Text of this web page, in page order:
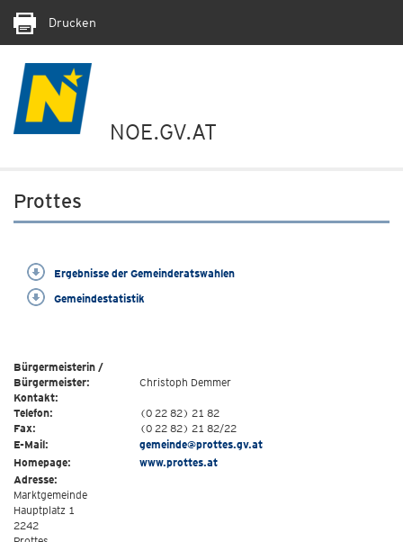
Drucken
NOE.GV.AT
Prottes
Ergebnisse der Gemeinderatswahlen
Gemeindestatistik
Bürgermeisterin /
Bürgermeister:
Christoph Demmer
Kontakt:
Telefon:
(0 22 82) 21 82
Fax:
(0 22 82) 21 82/22
E-Mail:
gemeinde@prottes.gv.at
Homepage:
www.prottes.at
Adresse:
Marktgemeinde
Hauptplatz 1
2242